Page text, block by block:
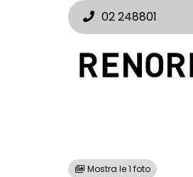
02 248801
Mostra le 1 foto